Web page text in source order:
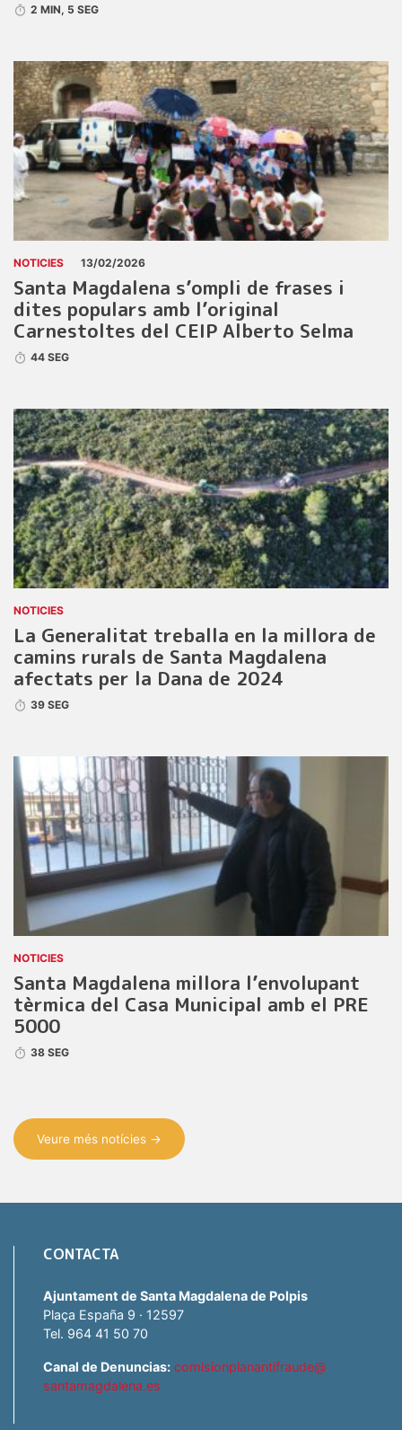
2 MIN, 5 SEG
NOTICIES 13/02/2026
Santa Magdalena s’ompli de frases i
dites populars amb l’original
Carnestoltes del CEIP Alberto Selma
44 SEG
NOTICIES
La Generalitat treballa en la millora de
camins rurals de Santa Magdalena
afectats per la Dana de 2024
39 SEG
NOTICIES
Santa Magdalena millora l’envolupant
tèrmica del Casa Municipal amb el PRE
5000
38 SEG
Veure més notícies →
CONTACTA
Ajuntament de Santa Magdalena de Polpis
Plaça España 9 · 12597
Tel. 964 41 50 70
Canal de Denuncias: comisionplanantifraude@
santamagdalena.es